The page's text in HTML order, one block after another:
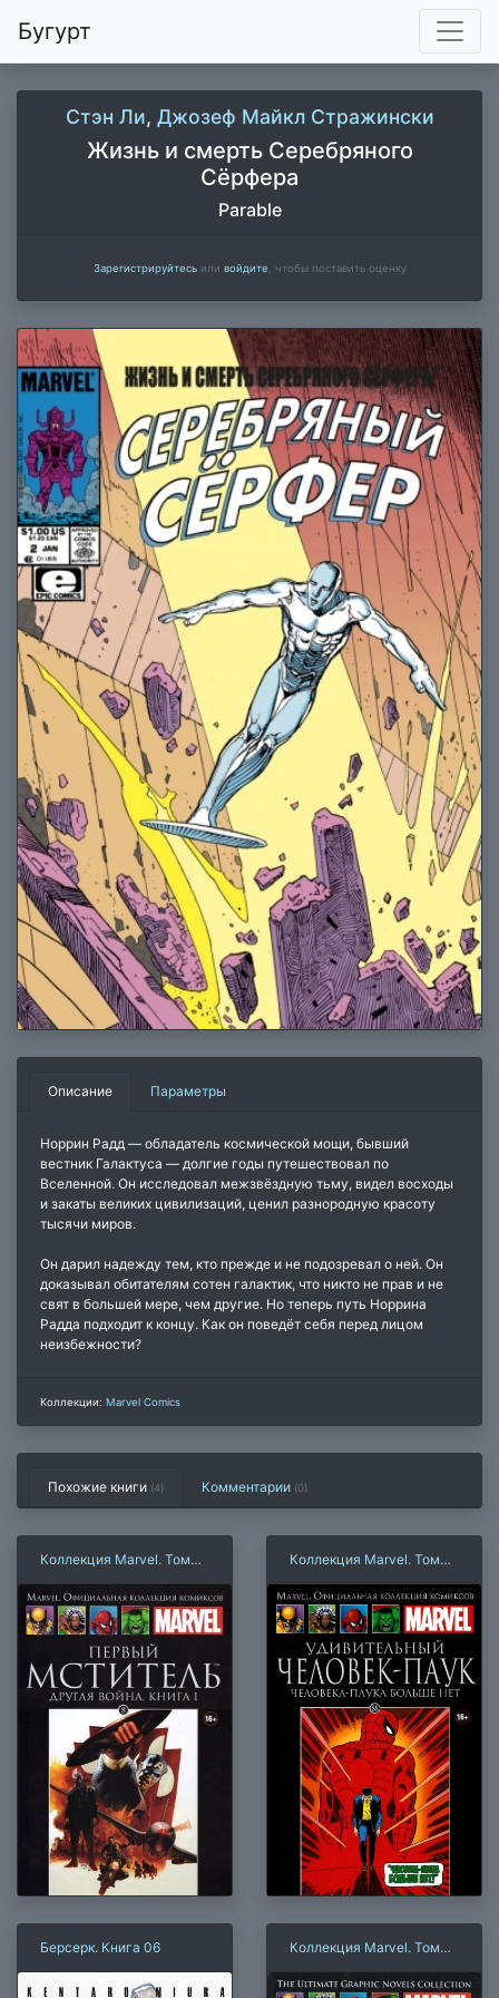
Бугурт
Стэн Ли, Джозеф Майкл Стражински
Жизнь и смерть Серебряного
Сёрфера
Parable
Зарегистрируйтесьили войдите , чтобы поставить оценку
Описание Параметры
Норрин Радд — обладатель космической мощи, бывший
вестник Галактуса — долгие годы путешествовал по
Вселенной. Он исследовал межзвёздную тьму, видел восходы
и закаты великих цивилизаций, ценил разнородную красоту
тысячи миров.
Он дарил надежду тем, кто прежде и не подозревал о ней. Он
доказывал обитателям сотен галактик, что никто не прав и не
свят в большей мере, чем другие. Но теперь путь Норрина
Радда подходит к концу. Как он поведёт себя перед лицом
неизбежности?
Коллекции: Marvel Comics
Похожие книги (4) Комментарии (0 )
Коллекция Marvel. Том
Другая война. Книга 1
Коллекция Marvel. Том
Человек-Паук. Паука
больше нет
Берсерк. Книга 06
Коллекция Marvel. Том
Книга 1